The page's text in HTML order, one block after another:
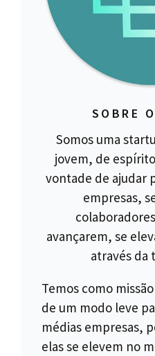
SOBRE
Somos uma
jovem, de
vontade de ajudar
empresas,
avançarem, se
através da
Temos como
de um modo leve
médias empresas,
elas se elevem no